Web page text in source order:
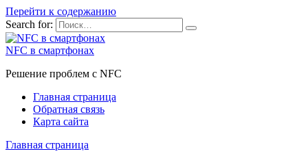
Перейти к содержанию
Search for:
NFC в смартфонах
Решение проблем с NFC
Главная страница
Обратная связь
Карта сайта
Главная страница